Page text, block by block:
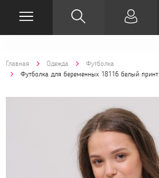
Главная Одежда
Футболка
Футболка для беременных 18116 белый принт